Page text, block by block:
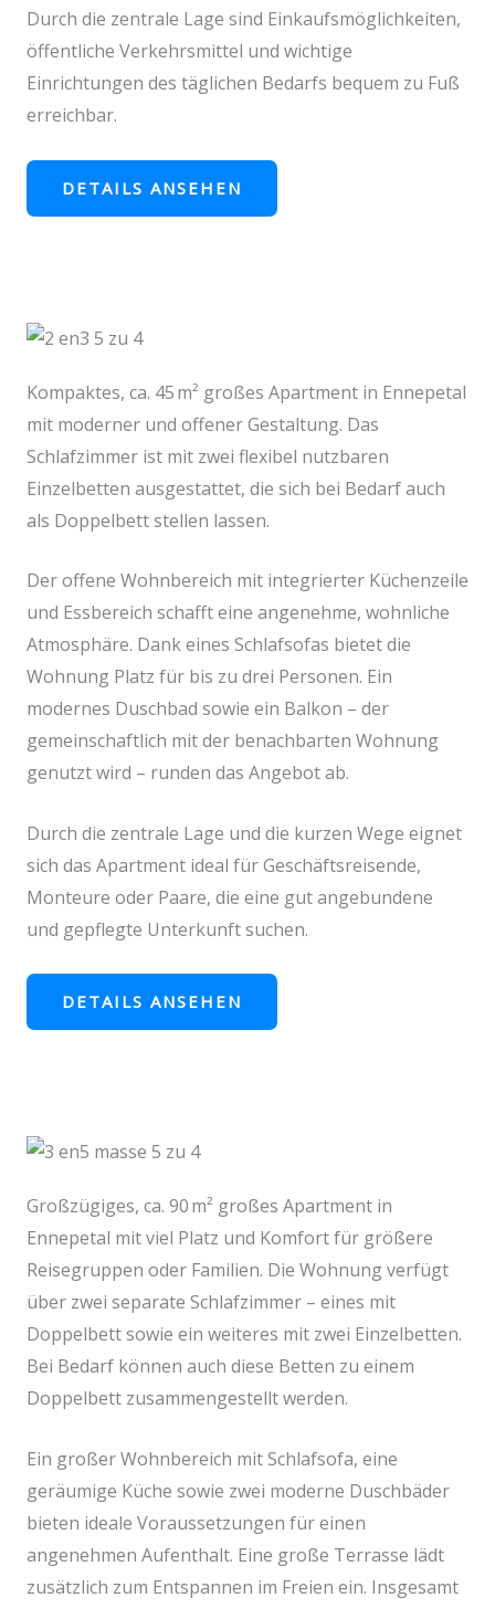
Durch die zentrale Lage sind Einkaufsmöglichkeiten,
öffentliche Verkehrsmittel und wichtige
Einrichtungen des täglichen Bedarfs bequem zu Fuß
erreichbar.
DETAILS ANSEHEN
Kompaktes, ca. 45 m² großes Apartment in Ennepetal
mit moderner und offener Gestaltung. Das
Schlafzimmer ist mit zwei flexibel nutzbaren
Einzelbetten ausgestattet, die sich bei Bedarf auch
als Doppelbett stellen lassen.
Der offene Wohnbereich mit integrierter Küchenzeile
und Essbereich schafft eine angenehme, wohnliche
Atmosphäre. Dank eines Schlafsofas bietet die
Wohnung Platz für bis zu drei Personen. Ein
modernes Duschbad sowie ein Balkon – der
gemeinschaftlich mit der benachbarten Wohnung
genutzt wird – runden das Angebot ab.
Durch die zentrale Lage und die kurzen Wege eignet
sich das Apartment ideal für Geschäftsreisende,
Monteure oder Paare, die eine gut angebundene
und gepflegte Unterkunft suchen.
DETAILS ANSEHEN
Großzügiges, ca. 90 m² großes Apartment in
Ennepetal mit viel Platz und Komfort für größere
Reisegruppen oder Familien. Die Wohnung verfügt
über zwei separate Schlafzimmer – eines mit
Doppelbett sowie ein weiteres mit zwei Einzelbetten.
Bei Bedarf können auch diese Betten zu einem
Doppelbett zusammengestellt werden.
Ein großer Wohnbereich mit Schlafsofa, eine
geräumige Küche sowie zwei moderne Duschbäder
bieten ideale Voraussetzungen für einen
angenehmen Aufenthalt. Eine große Terrasse lädt
zusätzlich zum Entspannen im Freien ein. Insgesamt